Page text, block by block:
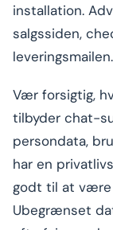
installation.
salgssiden,
leveringsmailen.
Vær forsigtig,
tilbyder chat-
persondata,
har en
godt til at være
Ubegrænset